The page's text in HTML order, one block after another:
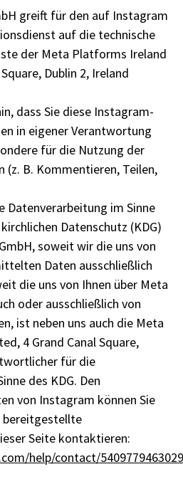
greift für den auf Instagram
auf die technische
der Meta Platforms Ireland
Dublin 2, Ireland
dass Sie diese Instagram-
in eigener Verantwortung
für die Nutzung der
(z. B. Kommentieren, Teilen,
im Sinne
Datenschutz (KDG)
soweit wir die uns von
Daten ausschließlich
die uns von Ihnen über Meta
oder ausschließlich von
ist neben uns auch die Meta
4 Grand Canal Square,
für die
des KDG. Den
von Instagram können Sie
bereitgestellte
Seite kontaktieren:
help/contact/